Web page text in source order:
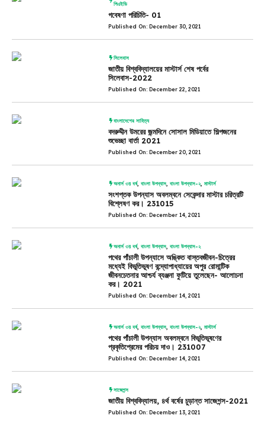
পিএইডি
গবেষণা পরিচিতি- 01
Published On: December 30, 2021
সিলেবাস
জাতীয় বিশ্ববিদ্যালয়ের মাস্টার্স শেষ পর্বের
সিলেবাস-2022
Published On: December 22, 2021
বাংলাদেশের সাহিত্য
বদরুদ্দীন উমরের জন্মদিনে সোসাল মিডিয়াতে শিল্পজনের
শুভেচ্ছা বার্তা 2021
Published On: December 20, 2021
অনার্স ৩য় বর্ষ,বাংলা উপন্যাস ,বাংলা উপন্যাস-২ ,মাস্টার্স
সংশপ্তক উপন্যাস অবলম্বনে সেকেন্দার মাস্টার চরিত্রটি
বিশ্লেষণ কর। 231015
Published On: December 14, 2021
অনার্স ৩য় বর্ষ,বাংলা উপন্যাস ,বাংলা উপন্যাস-২
পথের পাঁচালী উপন্যাসে অঙ্কিত বাস্তবজীবন-চিত্রের
মধ্যেই বিভূতিভূষণ বন্দ্যোপাধ্যায়ের অপুর রোমান্টিক
জীবনচেতনার আশ্চর্য ব্যঞ্জনা ফুটিয়ে তুলেছেন- আলোচনা
কর। 2021
Published On: December 14, 2021
অনার্স ৩য় বর্ষ,বাংলা উপন্যাস ,বাংলা উপন্যাস-২ ,মাস্টার্স
পথের পাঁচালী উপন্যাস অবলম্বনে বিভূতিভূষণের
প্রকৃতিপ্রেমের পরিচয় দাও। 231007
Published On: December 14, 2021
সাজেশন্স
জাতীয় বিশ্ববিদ্যালয়, ৪র্থ বর্ষের চুড়ান্ত সাজেশন্স-2021
Published On: December 13, 2021